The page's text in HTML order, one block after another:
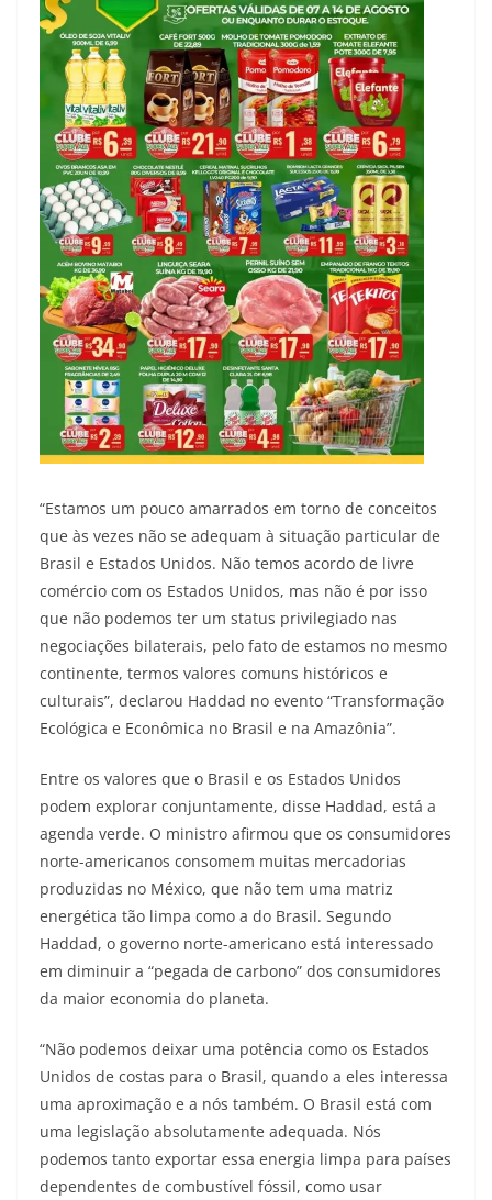
“Estamos um pouco amarrados em torno de conceitos
que às vezes não se adequam à situação particular de
Brasil e Estados Unidos. Não temos acordo de livre
comércio com os Estados Unidos, mas não é por isso
que não podemos ter um status privilegiado nas
negociações bilaterais, pelo fato de estamos no mesmo
continente, termos valores comuns históricos e
culturais”, declarou Haddad no evento “Transformação
Ecológica e Econômica no Brasil e na Amazônia”.
Entre os valores que o Brasil e os Estados Unidos
podem explorar conjuntamente, disse Haddad, está a
agenda verde. O ministro afirmou que os consumidores
norte-americanos consomem muitas mercadorias
produzidas no México, que não tem uma matriz
energética tão limpa como a do Brasil. Segundo
Haddad, o governo norte-americano está interessado
em diminuir a “pegada de carbono” dos consumidores
da maior economia do planeta.
“Não podemos deixar uma potência como os Estados
Unidos de costas para o Brasil, quando a eles interessa
uma aproximação e a nós também. O Brasil está com
uma legislação absolutamente adequada. Nós
podemos tanto exportar essa energia limpa para países
dependentes de combustível fóssil, como usar